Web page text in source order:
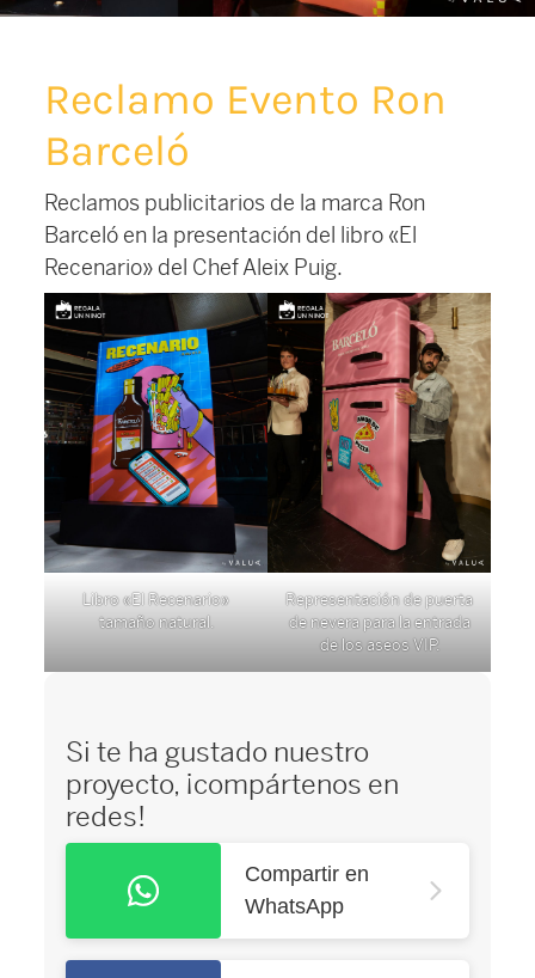
Reclamo Evento Ron
Barceló
Reclamos publicitarios de la marca Ron
Barceló en la presentación del libro «El
Recenario» del Chef Aleix Puig.
Libro «El Recenario»
tamaño natural.
Representación de puerta
de nevera para la entrada
de los aseos VIP.
Si te ha gustado nuestro
proyecto, ¡compártenos en
redes!
Compartir en
WhatsApp